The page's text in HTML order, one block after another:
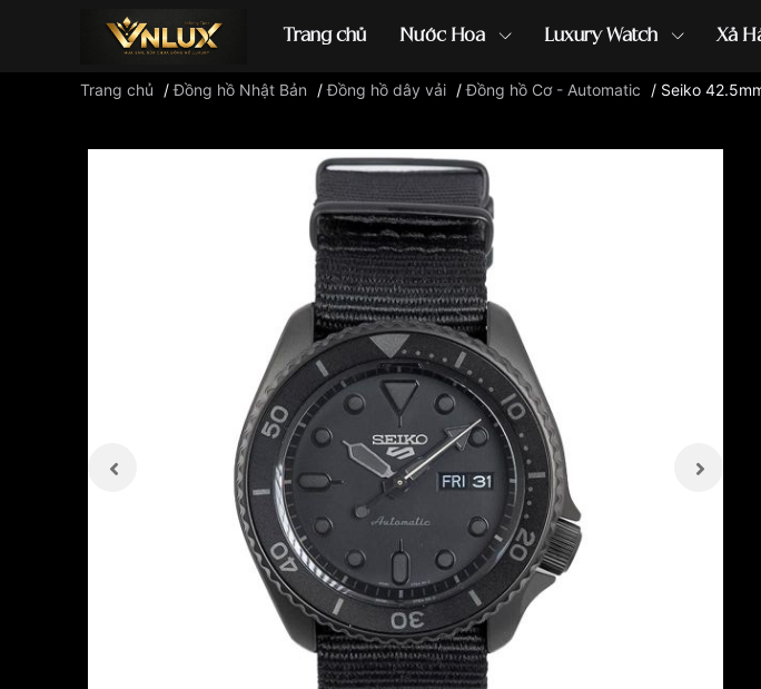
Trang chủ Nước Hoa Luxury Watch Xả
Đồng hồ casio đồng hồ G-Shock đồng hồ Orient ...
Trang chủ /Đồng hồ Nhật Bản /Đồng hồ dây vải /Đồng hồ Cơ - Automatic / Seiko